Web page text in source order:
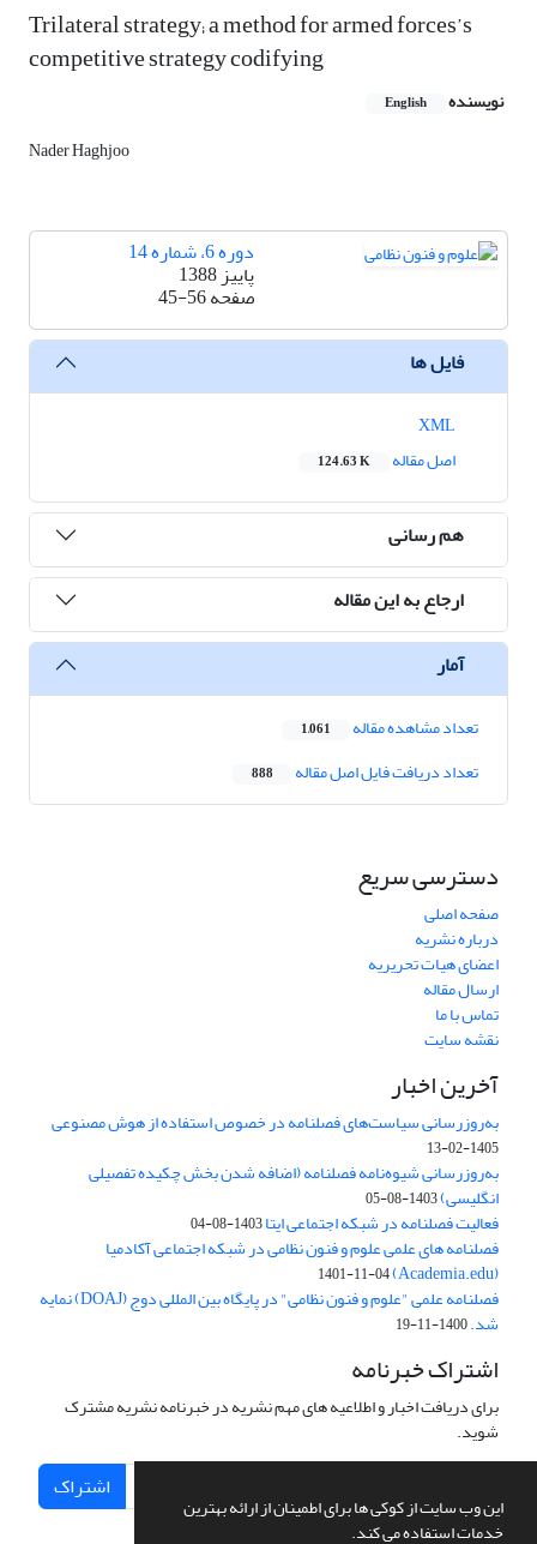
این وب سایت از کوکی ها برای اطمینان از ارائه بهترین
خدمات استفاده می کند.
Trilateral strategy; a method for armed forces’s
competitive strategy codifying
نویسنده English
Nader Haghjoo
دوره 6، شماره 14
پاییز 1388
صفحه45-56
فایل ها
اصل مقاله
124.63 K
هم رسانی
ارجاع به این مقاله
آمار
تعداد مشاهده مقاله 1,061
تعداد دریافت فایل اصل مقاله 888
دسترسی سریع
صفحه اصلی
درباره نشریه
اعضای هیات تحریریه
ارسال مقاله
تماس با ما
نقشه سایت
آخرین اخبار
به‌روزرسانی سیاست‌های فصلنامه در خصوص استفاده از هوش مصنوعی
1405-02-13
به‌روزرسانی شیوه‌نامه فصلنامه (اضافه شدن بخش چکیده تفصیلی
انگلیسی)1403-08-05
فعالیت فصلنامه در شبکه اجتماعی ایتا1403-08-04
فصلنامه های علمی علوم و فنون نظامی در شبکه اجتماعی آکادمیا
(Academia.edu)
1401-11-04
فصلنامه علمی "علوم و فنون نظامی" در پایگاه بین المللی دوج (DOAJ) نمایه
شد.1400-11-19
اشتراک خبرنامه
برای دریافت اخبار و اطلاعیه های مهم نشریه در خبرنامه نشریه مشترک
شوید.
اشتراک